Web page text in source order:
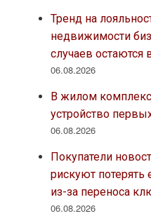
Тренд на
недвижимости
случаев остаются
06.08.2026
В жилом
устройство
06.08.2026
Покупатели
рискуют
из-за переноса
06.08.2026